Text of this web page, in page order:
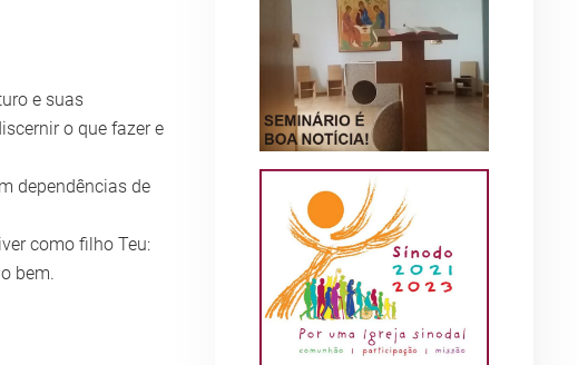
e suas
o que fazer e
dependências de
como filho Teu:
bem.